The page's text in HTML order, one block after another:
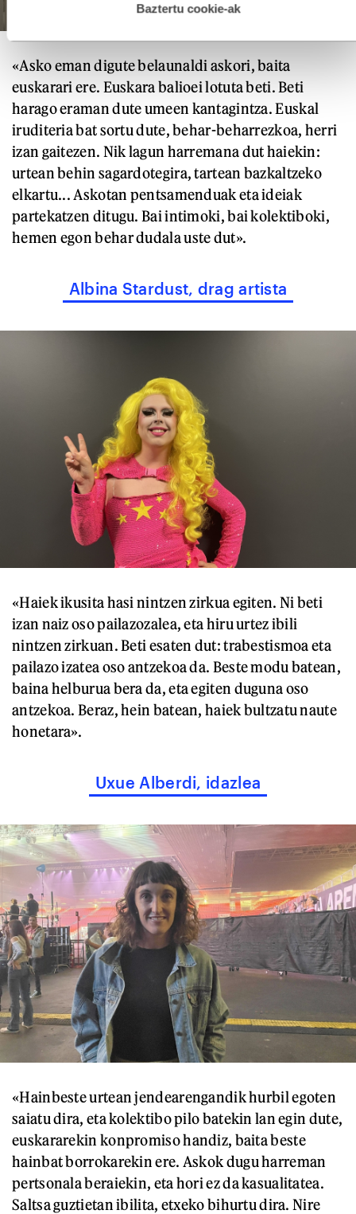
esplizitua ematen diguzu.Gehiago irakurri
Baztertu cookie-ak
«Asko eman digute belaunaldi askori, baita
euskarari ere. Euskara balioei lotuta beti. Beti
harago eraman dute umeen kantagintza. Euskal
iruditeria bat sortu dute, behar-beharrezkoa, herri
izan gaitezen. Nik lagun harremana dut haiekin:
urtean behin sagardotegira, tartean bazkaltzeko
elkartu... Askotan pentsamenduak eta ideiak
partekatzen ditugu. Bai intimoki, bai kolektiboki,
hemen egon behar dudala uste dut».
Albina Stardust, drag artista
«Haiek ikusita hasi nintzen zirkua egiten. Ni beti
izan naiz oso pailazozalea, eta hiru urtez ibili
nintzen zirkuan. Beti esaten dut: trabestismoa eta
pailazo izatea oso antzekoa da. Beste modu batean,
baina helburua bera da, eta egiten duguna oso
antzekoa. Beraz, hein batean, haiek bultzatu naute
honetara».
Uxue Alberdi, idazlea
«Hainbeste urtean jendearengandik hurbil egoten
saiatu dira, eta kolektibo pilo batekin lan egin dute,
euskararekin konpromiso handiz, baita beste
hainbat borrokarekin ere. Askok dugu harreman
pertsonala beraiekin, eta hori ez da kasualitatea.
Saltsa guztietan ibilita, etxeko bihurtu dira. Nire